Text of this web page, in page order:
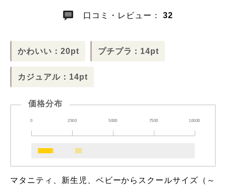
口コミ・レビュー： 32
かわいい：20pt プチプラ：14pt
カジュアル：14pt
価格分布
0 2500 5000 7500 10000
マタニティ、新生児、ベビーからスクールサイズ（～